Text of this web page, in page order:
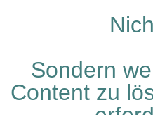
Sondern
Content zu